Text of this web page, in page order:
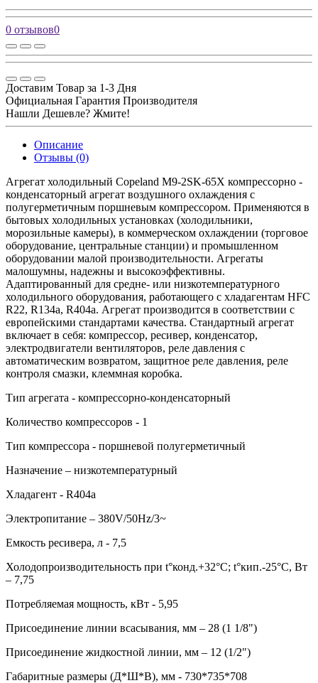
0 отзывов0
Доставим Товар за 1-3 Дня
Официальная Гарантия Производителя
Нашли Дешевле? Жмите!
Описание
Отзывы (0)
Агрегат холодильный Copeland M9-2SK-65X компрессорно -
конденсаторный агрегат воздушного охлаждения с
полугерметичным поршневым компрессором. Применяются в
бытовых холодильных установках (холодильники,
морозильные камеры), в коммерческом охлаждении (торговое
оборудование, центральные станции) и промышленном
оборудовании малой производительности. Агрегаты
малошумны, надежны и высокоэффективны.
Адаптированный для средне- или низкотемпературного
холодильного оборудования, работающего с хладагентам HFC
R22, R134a, R404a. Агрегат производится в соответствии с
европейскими стандартами качества. Стандартный агрегат
включает в себя: компрессор, ресивер, конденсатор,
электродвигатели вентиляторов, реле давления с
автоматическим возвратом, защитное реле давления, реле
контроля смазки, клеммная коробка.
Тип агрегата - компрессорно-конденсаторный
Количество компрессоров - 1
Тип компрессора - поршневой полугерметичный
Назначение – низкотемпературный
Хладагент - R404a
Электропитание – 380V/50Hz/3~
Емкость ресивера, л - 7,5
Холодопроизводительность при t°конд.+32°С; t°кип.-25°С, Вт
– 7,75
Потребляемая мощность, кВт - 5,95
Присоединение линии всасывания, мм – 28 (1 1/8")
Присоединение жидкостной линии, мм – 12 (1/2")
Габаритные размеры (Д*Ш*В), мм - 730*735*708